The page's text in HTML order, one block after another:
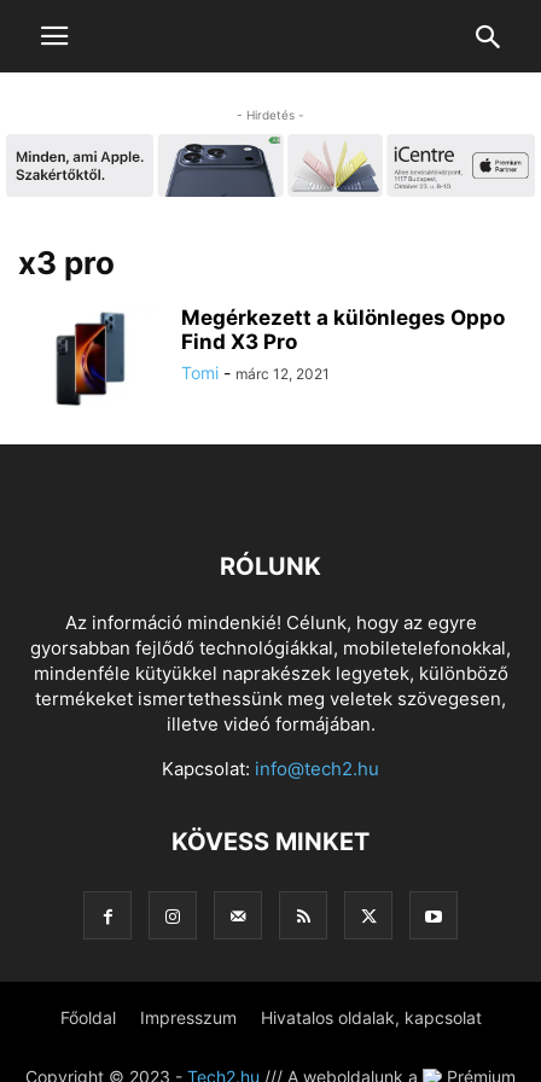
- Hirdetés -
x3 pro
Megérkezett a különleges Oppo
Find X3 Pro
Tomi - márc 12, 2021
RÓLUNK
Az információ mindenkié! Célunk, hogy az egyre
gyorsabban fejlődő technológiákkal, mobiletelefonokkal,
mindenféle kütyükkel naprakészek legyetek, különböző
termékeket ismertethessünk meg veletek szövegesen,
illetve videó formájában.
Kapcsolat: info@tech2.hu
KÖVESS MINKET
Főoldal Impresszum Hivatalos oldalak, kapcsolat
Copyright © 2023 - Tech2.hu /// A weboldalunk a Prémium